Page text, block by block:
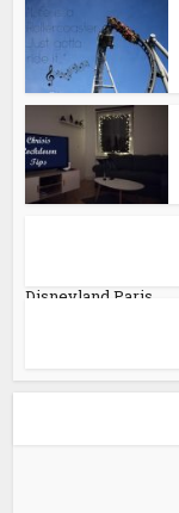
Disneyland Paris